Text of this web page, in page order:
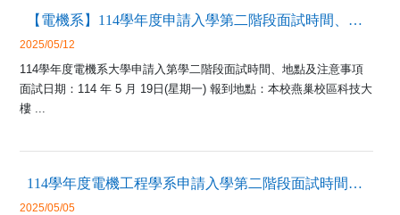
【電機系】114學年度申請入學第二階段面試時間、地點及注意事項
2025/05/12
114學年度電機系大學申請入第學二階段面試時間、地點及注意事項
面試日期：114 年 5 月 19日(星期一) 報到地點：本校燕巢校區科技大
樓 ...
114學年度電機工程學系申請入學第二階段面試時間調查表資訊(重新置頂，03/27公告)
2025/05/05